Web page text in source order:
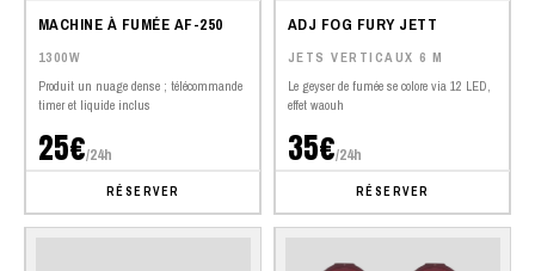
MACHINE À FUMÉE AF-250
1300W
Produit un nuage dense ; télécommande
timer et liquide inclus
25€/24h
RÉSERVER
ADJ FOG FURY JETT
JETS VERTICAUX 6 M
Le geyser de fumée se colore via 12 LED,
effet waouh
35€/24h
RÉSERVER